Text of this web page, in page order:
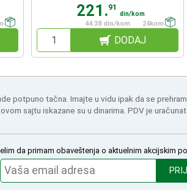
221.91
din/kom
44.38 din/kom
24kom
DODAJ
potpuno tačna. Imajte u vidu ipak da se
sajtu iskazane su u dinarima. PDV je
da primam obaveštenja o aktuelnim akcijskim